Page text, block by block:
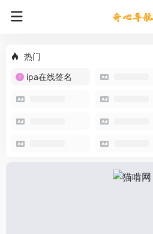
热门
ipa在线签名